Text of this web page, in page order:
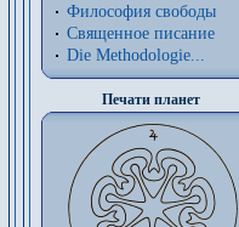
Философия cвободы
Священное писание
Die Methodologie...
Печати планет